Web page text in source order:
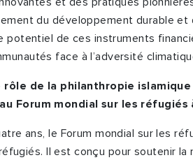
du développement durable
potentiel de ces instruments
face à l’adversité
rôle de la philanthropie
Forum mondial sur les réfugiés
ans, le Forum mondial sur les
Il est conçu pour soutenir